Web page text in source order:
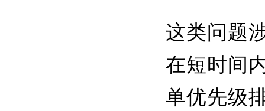
这类问题
在短时间
单优先级